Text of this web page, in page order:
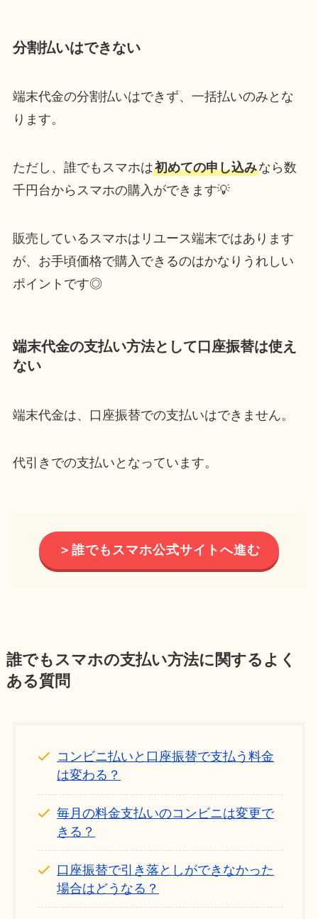
分割払いはできない
端末代金の分割払いはできず、一括払いのみとな
ります。
ただし、誰でもスマホは初めての申し込みなら数
千円台からスマホの購入ができます💡
販売しているスマホはリユース端末ではあります
が、お手頃価格で購入できるのはかなりうれしい
ポイントです◎
端末代金の支払い方法として口座振替は使え
ない
端末代金は、口座振替での支払いはできません。
代引きでの支払いとなっています。
＞誰でもスマホ公式サイトへ進む
誰でもスマホの支払い方法に関するよく
ある質問
コンビニ払いと口座振替で支払う料金
は変わる？
毎月の料金支払いのコンビニは変更で
きる？
口座振替で引き落としができなかった
場合はどうなる？